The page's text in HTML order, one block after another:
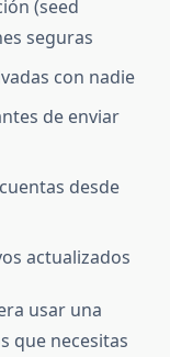
(seed
seguras
con nadie
de enviar
desde
actualizados
usar una
que necesitas